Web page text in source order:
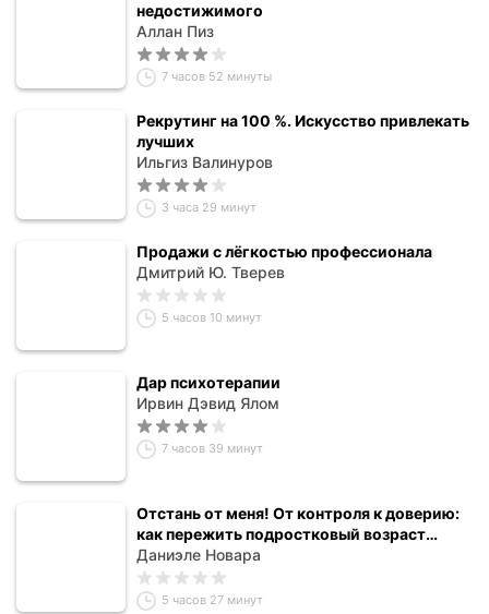
недостижимого
Аллан Пиз
7 часов 52 минуты
Рекрутинг на 100 %. Искусство привлекать
лучших
Ильгиз Валинуров
3 часа 29 минут
Продажи с лёгкостью профессионала
Дмитрий Ю. Тверев
5 часов 10 минут
Дар психотерапии
Ирвин Дэвид Ялом
7 часов 39 минут
Отстань от меня! От контроля к доверию:
как пережить подростковый возраст
вместе
Даниэле Новара
5 часов 27 минут